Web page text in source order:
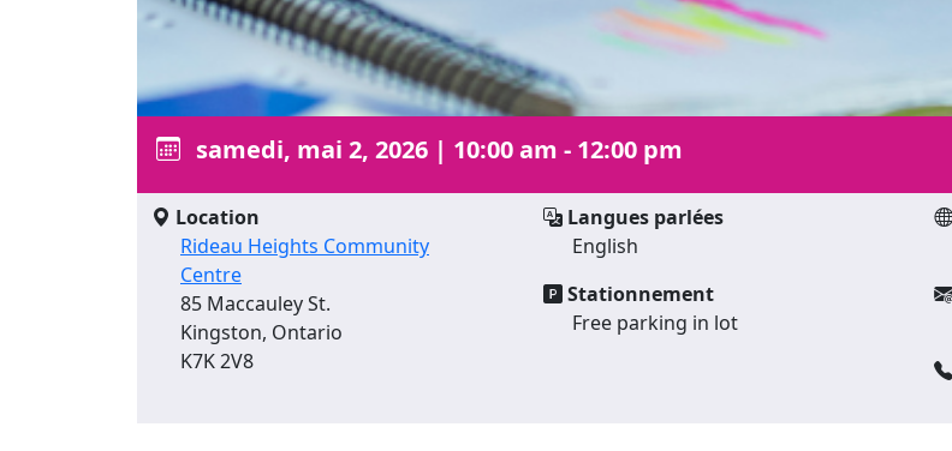
samedi, mai 2, 2026 | 10:00 am - 12:00 pm
Location
Rideau Heights Community
Centre
85 Maccauley St.
Kingston, Ontario
K7K 2V8
Langues parlées
English
Stationnement
Free parking in lot